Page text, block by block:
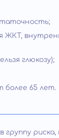
ЖКТ,
глюкозу);
более 65 лет.
группу риска,